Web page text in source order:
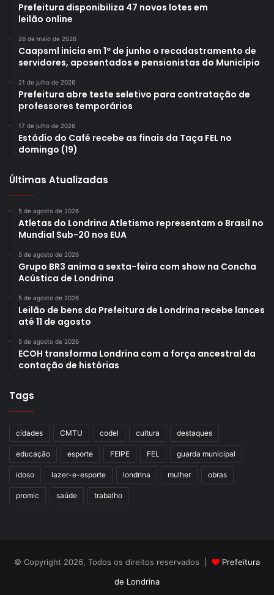
Prefeitura disponibiliza 47 novos lotes em
leilão online
26 de maio de 2026
Caapsml inicia em 1º de junho o recadastramento de
servidores, aposentados e pensionistas do Município
21 de julho de 2026
Prefeitura abre teste seletivo para contratação de
professores temporários
17 de julho de 2026
Estádio do Café recebe as finais da Taça FEL no
domingo (19)
Últimas Atualizadas
5 de agosto de 2026
Atletas do Londrina Atletismo representam o Brasil no
Mundial Sub-20 nos EUA
5 de agosto de 2026
Grupo BR3 anima a sexta-feira com show na Concha
Acústica de Londrina
5 de agosto de 2026
Leilão de bens da Prefeitura de Londrina recebe lances
até 11 de agosto
5 de agosto de 2026
ECOH transforma Londrina com a força ancestral da
contação de histórias
Tags
cidades CMTU codel cultura destaques
educação esporte FEIPE FEL guarda municipal
idoso lazer-e-esporte londrina mulher obras
promic saúde trabalho
© Copyright 2026, Todos os direitos reservados |
Prefeitura
de Londrina